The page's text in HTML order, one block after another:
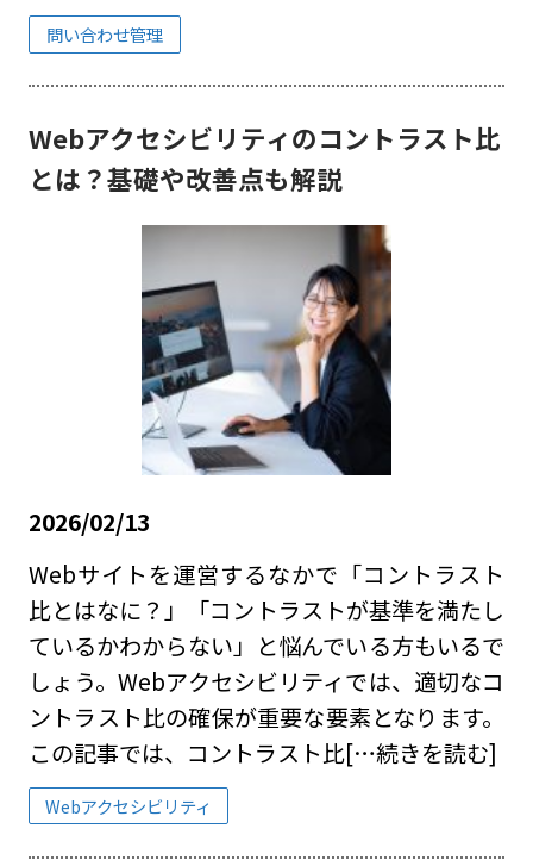
問い合わせ管理
Webアクセシビリティのコントラスト比
とは？基礎や改善点も解説
2026/02/13
Webサイトを運営するなかで「コントラスト
比とはなに？」「コントラストが基準を満たし
ているかわからない」と悩んでいる方もいるで
しょう。Webアクセシビリティでは、適切なコ
ントラスト比の確保が重要な要素となります。
この記事では、コントラスト比[…続きを読む]
Webアクセシビリティ